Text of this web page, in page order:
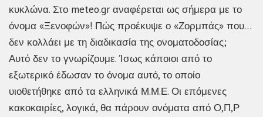
κυκλώνα. Στο meteo.gr αναφέρεται ως σήμερα με το
όνομα «Ξενοφών»! Πώς προέκυψε ο «Ζορμπάς» που…
δεν κολλάει με τη διαδικασία της ονοματοδοσίας;
Αυτό δεν το γνωρίζουμε. Ίσως κάποιοι από το
εξωτερικό έδωσαν το όνομα αυτό, το οποίο
υιοθετήθηκε από τα ελληνικά Μ.Μ.Ε. Οι επόμενες
κακοκαιρίες, λογικά, θα πάρουν ονόματα από Ο,Π,Ρ